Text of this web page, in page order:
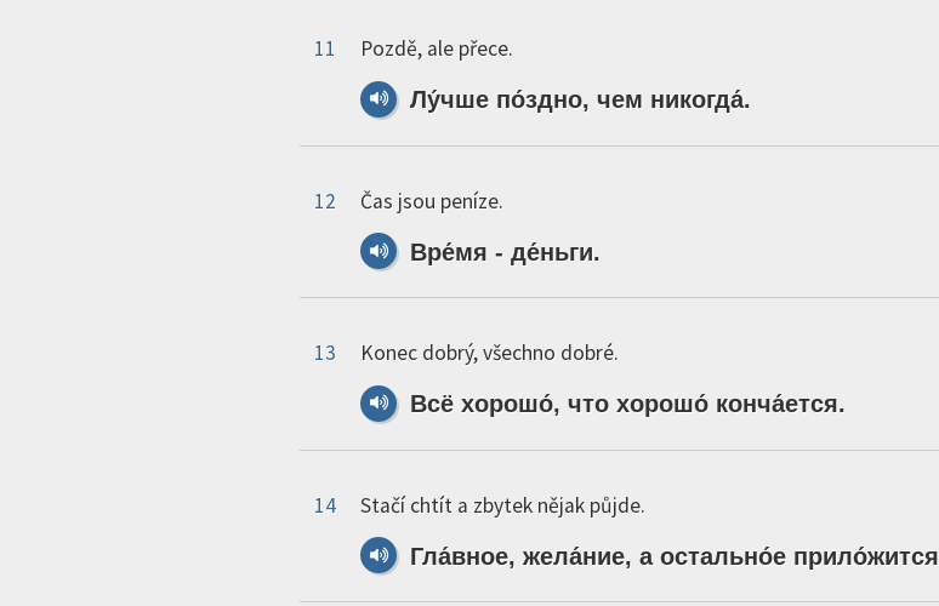
11
Pozdě, ale přece.
Лу́чше по́здно, чем никогда́.
12
Čas jsou peníze.
Вре́мя - де́ньги.
13
Konec dobrý, všechno dobré.
Всё хорошо́, что хорошо́ конча́ется.
14
Stačí chtít a zbytek nějak půjde.
Гла́вное, жела́ние, а остально́е прило́жится